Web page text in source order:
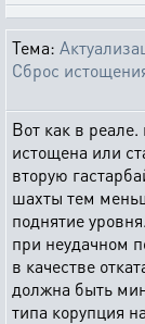
Тема:
Сброс
Вот как в
истощена или
вторую
шахты тем
поднятие
при неудачном
в качестве
должна быть
типа корупция